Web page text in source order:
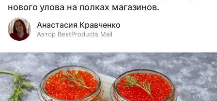
нового улова на полках магазинов.
Анастасия Кравченко
Автор BestProducts Mail